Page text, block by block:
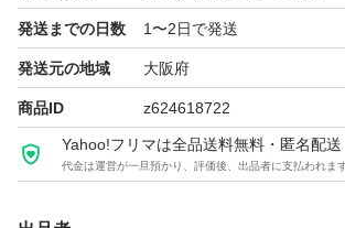
発送までの日数 1〜2日で発送
発送元の地域 大阪府
商品ID z624618722
Yahoo!フリマは全品送料無料・匿名配送
代金は運営が一旦預かり、評価後、出品者に支払われま